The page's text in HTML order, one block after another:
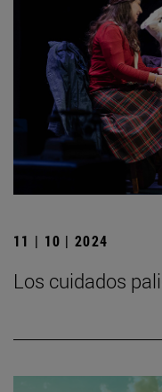
11 | 10 | 2024
Los cuidados